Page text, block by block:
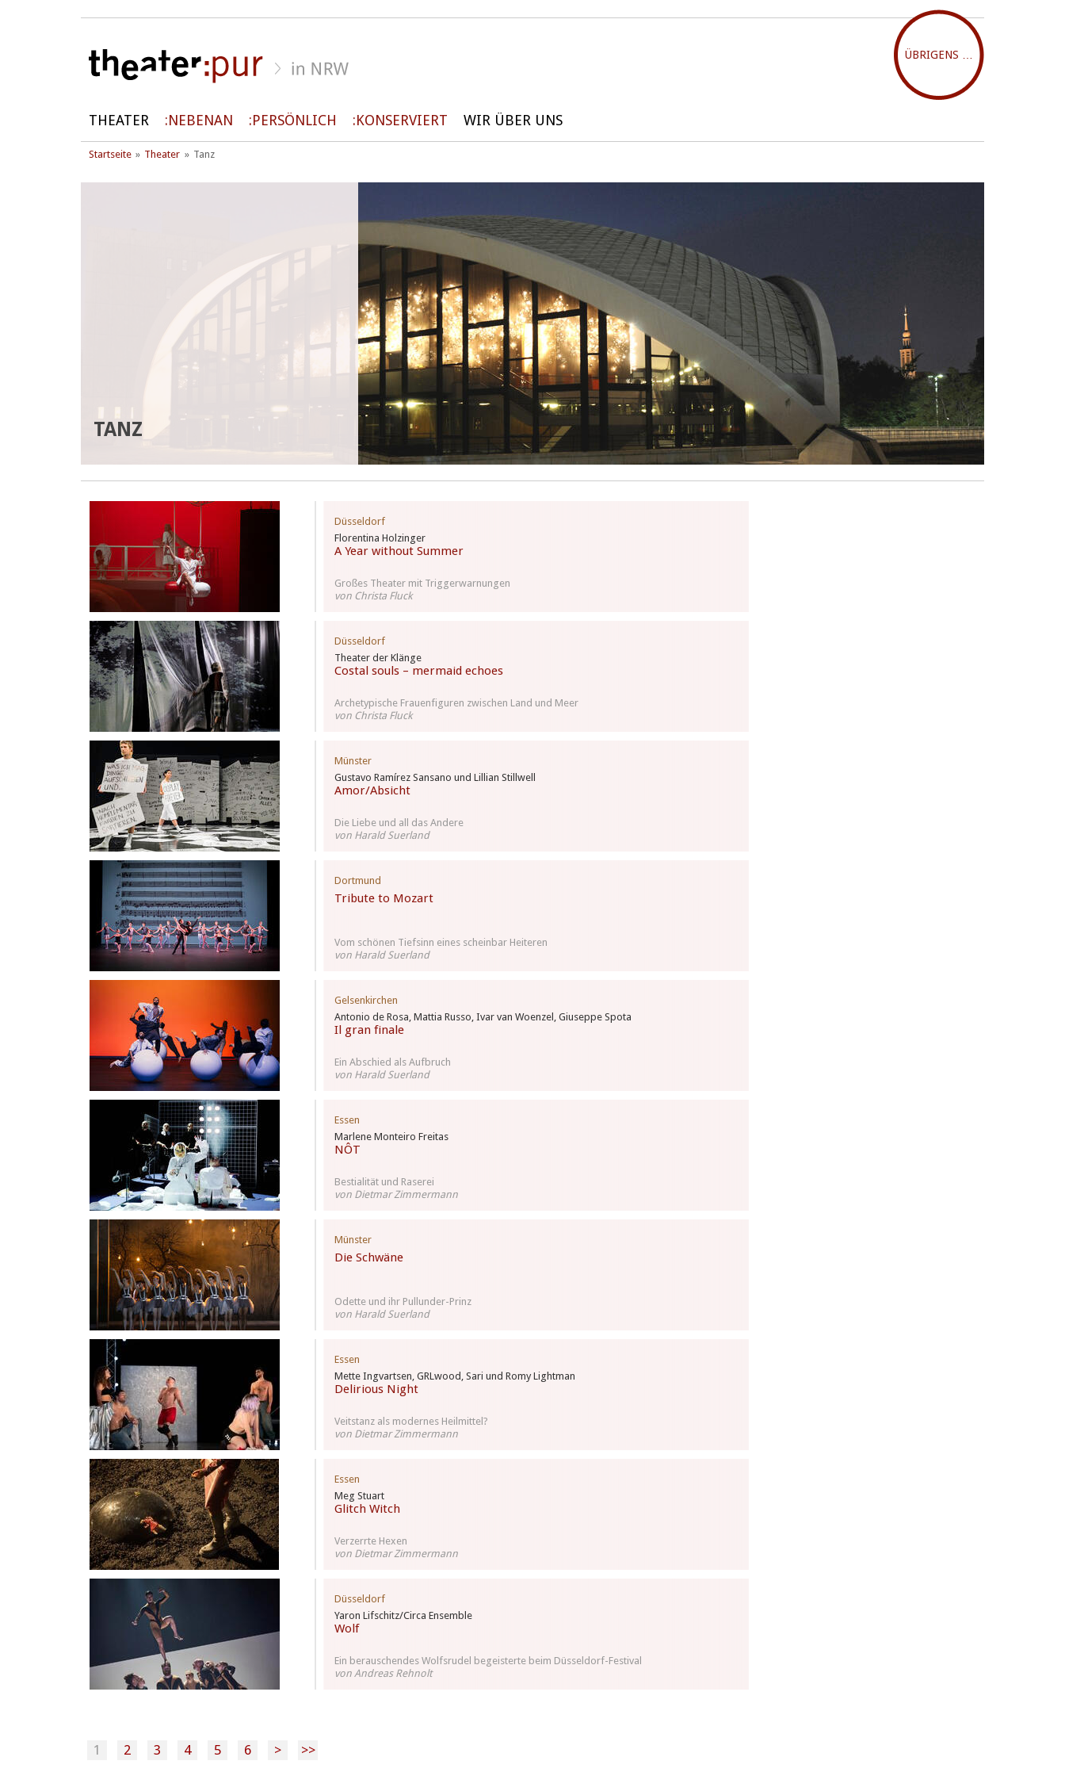
ÜBRIGENS …
THEATER NEBENAN PERSÖNLICH KONSERVIERT WIR ÜBER UNS
Startseite Theater Tanz
TANZ
Florentina Holzinger
A Year without Summer
Düsseldorf
Großes Theater mit Triggerwarnungen
von Christa Fluck
Theater der Klänge
Costal souls – mermaid echoes
Düsseldorf
Archetypische Frauenfiguren zwischen Land und Meer
von Christa Fluck
Gustavo Ramírez Sansano und Lillian Stillwell
Amor/Absicht
Münster
Die Liebe und all das Andere
von Harald Suerland
Tribute to Mozart
Dortmund
Vom schönen Tiefsinn eines scheinbar Heiteren
von Harald Suerland
Antonio de Rosa, Mattia Russo, Ivar van Woenzel, Giuseppe Spota
Il gran finale
Gelsenkirchen
Ein Abschied als Aufbruch
von Harald Suerland
Marlene Monteiro Freitas
NÔT
Essen
Bestialität und Raserei
von Dietmar Zimmermann
Die Schwäne
Münster
Odette und ihr Pullunder-Prinz
von Harald Suerland
Mette Ingvartsen, GRLwood, Sari und Romy Lightman
Delirious Night
Essen
Veitstanz als modernes Heilmittel?
von Dietmar Zimmermann
Meg Stuart
Glitch Witch
Essen
Verzerrte Hexen
von Dietmar Zimmermann
Yaron Lifschitz/Circa Ensemble
Wolf
Düsseldorf
Ein berauschendes Wolfsrudel begeisterte beim Düsseldorf-Festival
von Andreas Rehnolt
1 2 3 4 5 6 > >>